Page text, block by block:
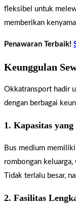
fleksibel untuk
memberikan
Penawaran Terbaik!
Keunggulan
Okkatransport hadir
dengan berbagai
1. Kapasitas
Bus medium
rombongan
Tidak terlalu besar,
2. Fasilitas